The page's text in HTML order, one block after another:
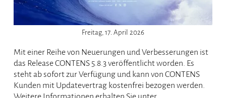
Freitag, 17. April 2026
Mit einer Reihe von Neuerungen und Verbesserungen ist
das Release CONTENS 5.8.3 veröffentlicht worden. Es
steht ab sofort zur Verfügung und kann von CONTENS
Kunden mit Updatevertrag kostenfrei bezogen werden.